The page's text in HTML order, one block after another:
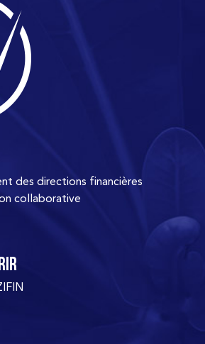
des directions financières
collaborative